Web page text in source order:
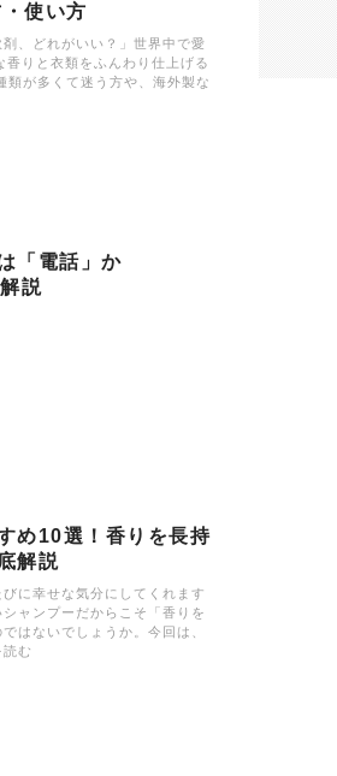
使い方
、どれがいい？」世界中で愛
りと衣類をふんわり仕上げる
が多くて迷う方や、海外製な
「電話」か
説
め10選！香りを長持
解説
に幸せな気分にしてくれます
ャンプーだからこそ「香りを
はないでしょうか。今回は、
む